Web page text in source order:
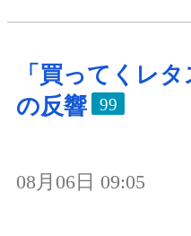
「買ってくレ
の反響
99
08月06日 09:05